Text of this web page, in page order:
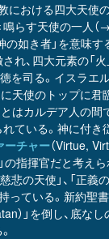
における四大天使
らす天使の一人（→
の如き者」を意味
、四大元素の「火
徳を司る。イスラエ
天使のトップに君
はカルデア人の間
ている。神に付き
ーチャー（Virtue,
の指揮官だと考え
悲の天使」、「正義
っている。新約聖書
）」を倒し、底な